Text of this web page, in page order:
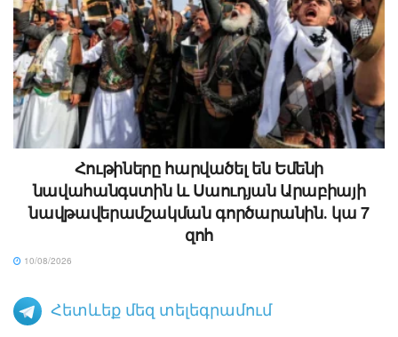
Հութիները հարվածել են Եմենի
նավահանգստին և Սաուդյան Արաբիայի
նավթավերամշակման գործարանին․ կա 7
զոհ
10/08/2026
Հետևեք մեզ տելեգրամում